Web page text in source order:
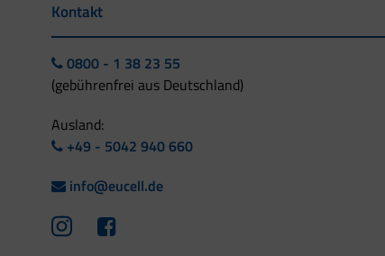
Kontakt
0800 - 1 38 23 55
(gebührenfrei aus Deutschland)
Ausland:
+49 - 5042 940 660
info@eucell.de